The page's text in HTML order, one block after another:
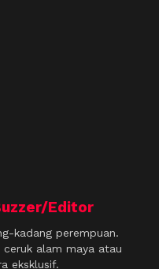
Editor
kadang perempuan.
alam maya atau
eksklusif.